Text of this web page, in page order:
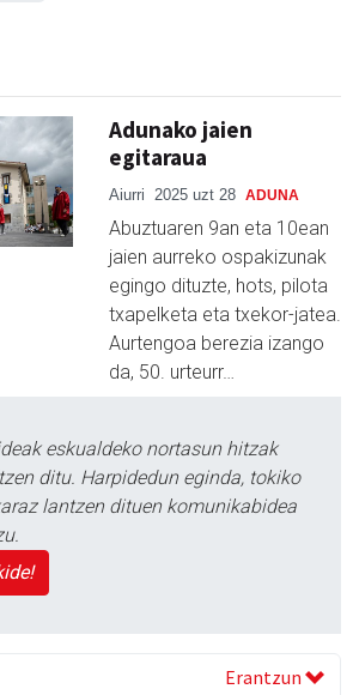
Adunako jaien
egitaraua
Aiurri 2025 uzt 28 ADUNA
Abuztuaren 9an eta 10ean
jaien aurreko ospakizunak
egingo dituzte, hots, pilota
txapelketa eta txekor-jatea.
Aurtengoa berezia izango
da, 50. urteurr…
eskualdeko nortasun hitzak
ditu. Harpidedun eginda, tokiko
lantzen dituen komunikabidea
Erantzun